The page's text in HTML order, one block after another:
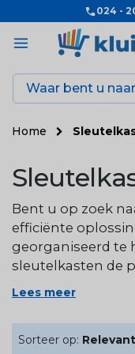
024 -
Home
Bent u op zoek
efficiënte
georganiseerd te
sleutelkasten de
groot aantal
behoeften
u uw sleutels
Lees meer
Sorteer op: